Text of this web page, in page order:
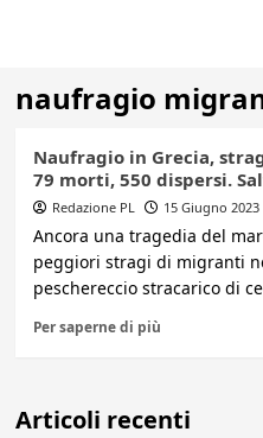
naufragio
Naufragio in Grecia,
79 morti, 550 dispersi.
Redazione PL 15 Giugno 2023
Ancora una tragedia del
peggiori stragi di migranti
peschereccio stracarico di
Per saperne di più
Articoli recenti